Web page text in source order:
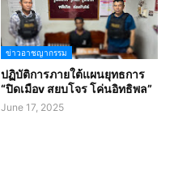
ข่าวอาชญากรรม
ปฏิบัติการภายใต้แผนยุทธการ
“ปิดเมือv สยบโจร โค่นอิทธิพล”
June 17, 2025